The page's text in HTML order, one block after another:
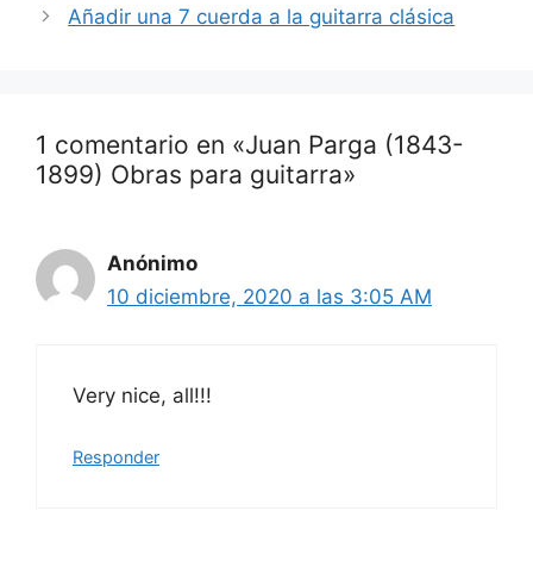
Añadir una 7 cuerda a la guitarra clásica
1 comentario en «Juan Parga (1843-
1899) Obras para guitarra»
Anónimo
10 diciembre, 2020 a las 3:05 AM
Very nice, all!!!
Responder